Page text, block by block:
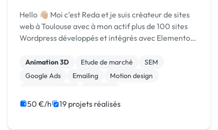
Hello 👋🏼 Moi c’est Reda et je suis créateur de sites
web à Toulouse avec à mon actif plus de 100 sites
Wordpress développés et intégrés avec Elementor.
votre disposition toute mon expérience pour ...
Animation 3D Etude de marché
SEM
Google Ads
Emailing
Motion design
Audio, Video, Multimedia
50 €/h 19 projets réalisés